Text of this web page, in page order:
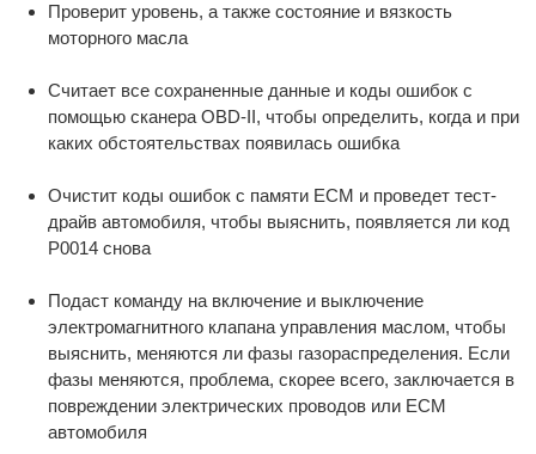
Проверит уровень, а также состояние и вязкость
моторного масла
Считает все сохраненные данные и коды ошибок с
помощью сканера OBD-II, чтобы определить, когда и при
каких обстоятельствах появилась ошибка
Очистит коды ошибок с памяти ECM и проведет тест-
драйв автомобиля, чтобы выяснить, появляется ли код
P0014 снова
Подаст команду на включение и выключение
электромагнитного клапана управления маслом, чтобы
выяснить, меняются ли фазы газораспределения. Если
фазы меняются, проблема, скорее всего, заключается в
повреждении электрических проводов или ECM
автомобиля